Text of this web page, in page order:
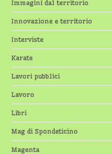
Immagini dal territorio
Innovazione e territorio
Interviste
Karate
Lavori pubblici
Lavoro
Libri
Mag di Spondeticino
Magenta